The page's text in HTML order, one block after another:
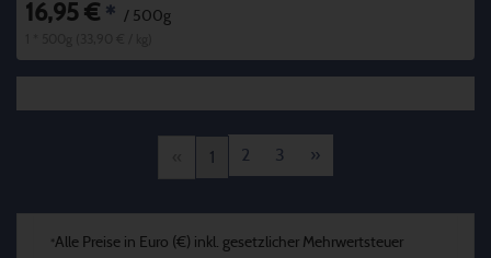
16,95 € * / 500g
1 2 3 »
*Alle Preise in Euro (€) inkl. gesetzlicher Mehrwertsteuer